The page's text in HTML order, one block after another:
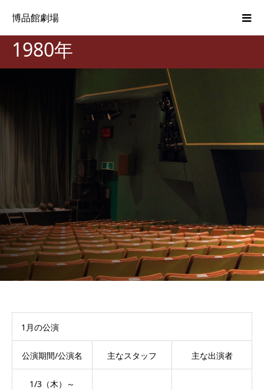
博品館劇場
1980年
1月の公演
公演期間/公演名 主なスタッフ 主な出演者
1/3（木）～